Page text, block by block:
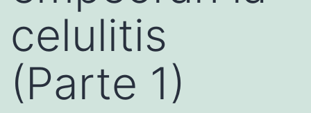
celulitis
(Parte 1)